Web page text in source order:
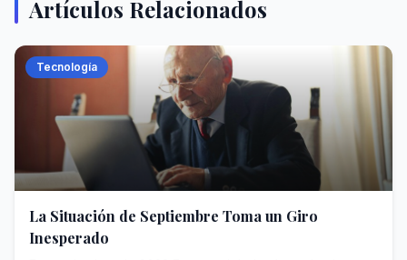
Artículos Relacionados
Tecnología
La Situación de Septiembre Toma un Giro
Inesperado